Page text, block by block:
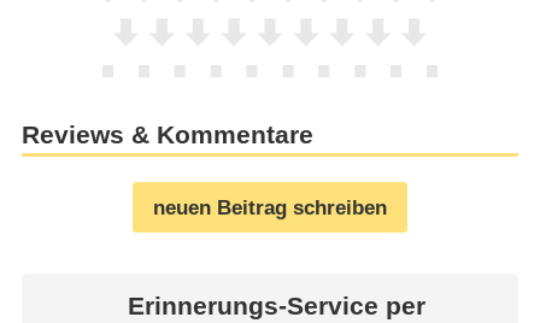
Reviews & Kommentare
neuen Beitrag schreiben
Erinnerungs-Service per